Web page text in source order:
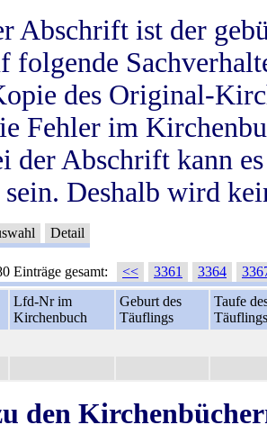
Abschrift ist der
folgende
des Original-
Fehler im
der Abschrift kann
sein. Deshalb wird
Detail
Einträge gesamt: << 3361 3364
Lfd-Nr im
Kirchenbuch
Geburt des
Täuflings
Taufe
Täuflings
den